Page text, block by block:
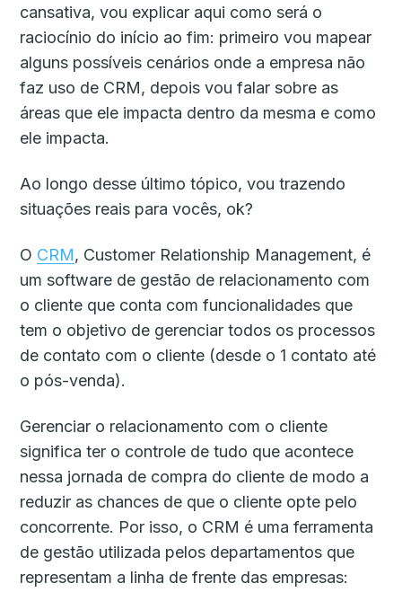
cansativa, vou explicar aqui como será o
raciocínio do início ao fim: primeiro vou mapear
alguns possíveis cenários onde a empresa não
faz uso de CRM, depois vou falar sobre as
áreas que ele impacta dentro da mesma e como
ele impacta.
Ao longo desse último tópico, vou trazendo
situações reais para vocês, ok?
O CRM, Customer Relationship Management, é
um software de gestão de relacionamento com
o cliente que conta com funcionalidades que
tem o objetivo de gerenciar todos os processos
de contato com o cliente (desde o 1 contato até
o pós-venda).
Gerenciar o relacionamento com o cliente
significa ter o controle de tudo que acontece
nessa jornada de compra do cliente de modo a
reduzir as chances de que o cliente opte pelo
concorrente. Por isso, o CRM é uma ferramenta
de gestão utilizada pelos departamentos que
representam a linha de frente das empresas: